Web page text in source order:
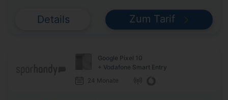
Details Zum Tarif
Google Pixel 10
+ Vodafone Smart Entry
24 Monate